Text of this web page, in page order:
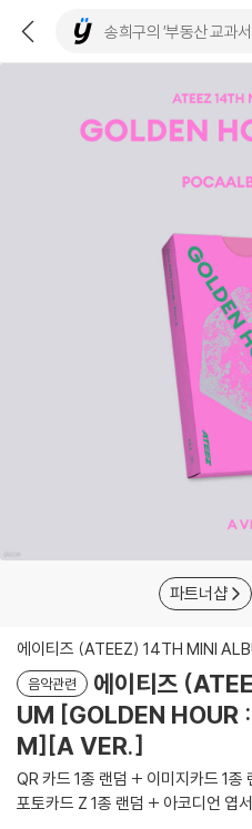
파트너샵
음악관련
에이티즈
UM [GOLDEN
M][A VER.]
QR 카드 1종 랜덤 + 이미지카드 1
포토카드 Z 1종 랜덤 + 아코디언 엽